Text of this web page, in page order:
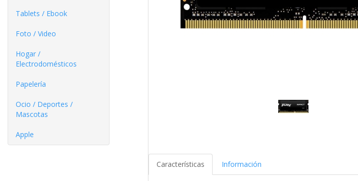
Tablets / Ebook
Foto / Video
Hogar /
Electrodomésticos
Papelería
Ocio / Deportes /
Mascotas
Apple
Características Información